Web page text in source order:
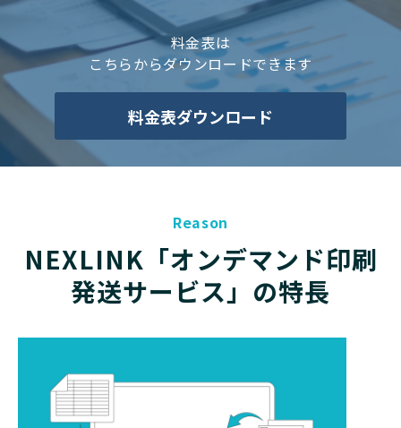
料金表は
こちらからダウンロードできます
料金表ダウンロード
Reason
NEXLINK「オンデマンド印刷
発送サービス」の特長